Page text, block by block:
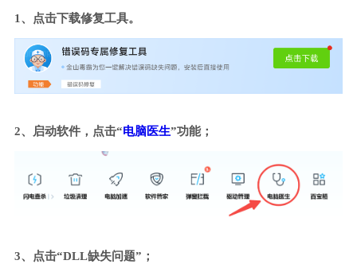
1、点击下载修复工具。
2、启动软件，点击“电脑医生”功能；
3、点击“DLL缺失问题”；